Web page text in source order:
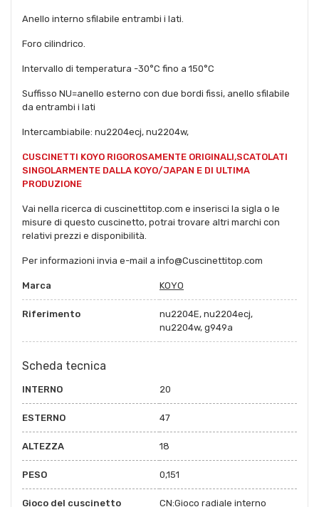
Anello interno sfilabile entrambi i lati.
Foro cilindrico.
Intervallo di temperatura -30°C fino a 150°C
Suffisso NU=anello esterno con due bordi fissi, anello sfilabile
da entrambi i lati
Intercambiabile: nu2204ecj, nu2204w,
CUSCINETTI KOYO RIGOROSAMENTE ORIGINALI,SCATOLATI
SINGOLARMENTE DALLA KOYO/JAPAN E DI ULTIMA
PRODUZIONE
Vai nella ricerca di cuscinettitop.com e inserisci la sigla o le
misure di questo cuscinetto, potrai trovare altri marchi con
relativi prezzi e disponibilità.
Per informazioni invia e-mail a info@Cuscinettitop.com
Marca KOYO
Riferimento
nu2204E, nu2204ecj,
nu2204w, g949a
Scheda tecnica
INTERNO 20
ESTERNO 47
ALTEZZA 18
PESO 0,151
Gioco del cuscinetto
CN:Gioco radiale interno